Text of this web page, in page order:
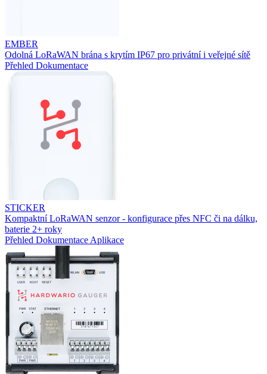
EMBER
Odolná LoRaWAN brána s krytím IP67 pro privátní i veřejné sítě
Přehled Dokumentace
STICKER
Kompaktní LoRaWAN senzor - konfigurace přes NFC či na dálku,
baterie 2+ roky
Přehled Dokumentace Aplikace